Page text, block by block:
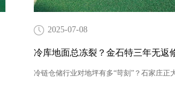
2025-07-08
冷库地面总冻裂？金石特三年无返
冷链仓储行业对地坪有多“苛刻”？石家庄正